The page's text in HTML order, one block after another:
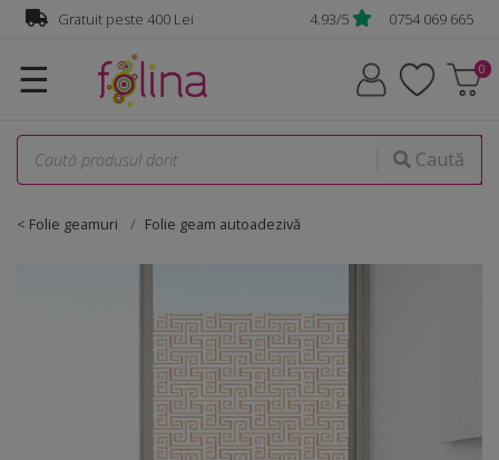
Gratuit peste 400 Lei 4.93/5 0754 069 665
☰
Caută
< Folie geamuri Folie geam autoadezivă